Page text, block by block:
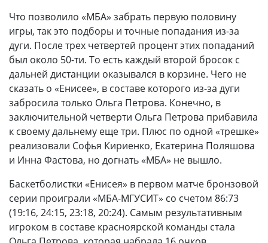
Что позволило «МБА» забрать первую половину
игры, так это подборы и точные попадания из-за
дуги. После трех четвертей процент этих попаданий
был около 50-ти. То есть каждый второй бросок с
дальней дистанции оказывался в корзине. Чего не
сказать о «Енисее», в составе которого из-за дуги
забросила только Ольга Петрова. Конечно, в
заключительной четверти Ольга Петрова прибавила
к своему дальнему еще три. Плюс по одной «трешке»
реализовали Софья Кириенко, Екатерина Поляшова
и Инна Фастова, но догнать «МБА» не вышло.
Баскетболистки «Енисея» в первом матче бронзовой
серии проиграли «МБА-МГУСИТ» со счетом 86:73
(19:16, 24:15, 23:18, 20:24). Самым результативным
игроком в составе красноярской команды стала